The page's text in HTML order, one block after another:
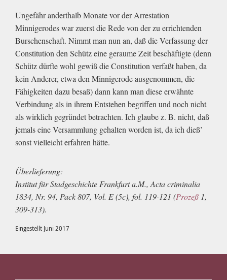
Ungefähr anderthalb Monate vor der Arrestation
Minnigerodes war zuerst die Rede von der zu errichtenden
Burschenschaft. Nimmt man nun an, daß die Verfassung der
Constitution den Schütz eine geraume Zeit beschäftigte (denn
Schütz dürfte wohl gewiß die Constitution verfaßt haben, da
kein Anderer, etwa den Minnigerode ausgenommen, die
Fähigkeiten dazu besaß) dann kann man diese erwähnte
Verbindung als in ihrem Entstehen begriffen und noch nicht
als wirklich gegründet betrachten. Ich glaube z. B. nicht, daß
jemals eine Versammlung gehalten worden ist, da ich dieß’
sonst vielleicht erfahren hätte.
Überlieferung:
Institut für Stadgeschichte Frankfurt a.M., Acta criminalia
1834, Nr. 94, Pack 807, Vol. E (5c), fol. 119-121 (Prozeß 1,
309-313).
Eingestellt Juni 2017